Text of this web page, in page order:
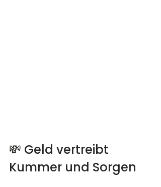
💸 Geld vertreibt
Kummer und Sorgen